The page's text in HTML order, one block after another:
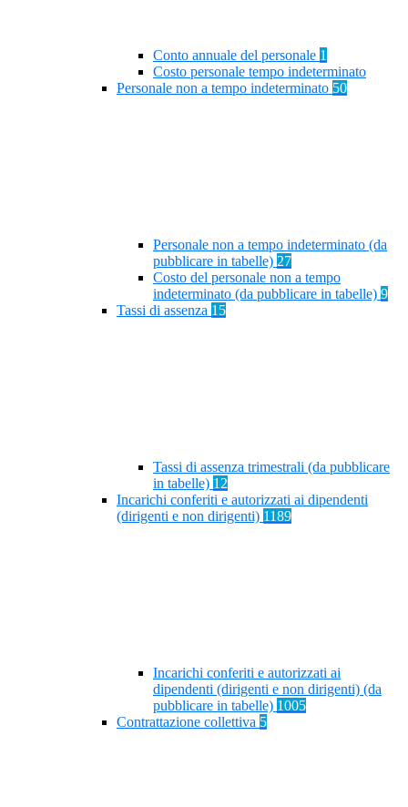
Conto annuale del personale 1
Costo personale tempo indeterminato
Personale non a tempo indeterminato 50
Personale non a tempo indeterminato (da
pubblicare in tabelle) 27
Costo del personale non a tempo
indeterminato (da pubblicare in tabelle) 9
Tassi di assenza 15
Tassi di assenza trimestrali (da pubblicare
in tabelle) 12
Incarichi conferiti e autorizzati ai dipendenti
(dirigenti e non dirigenti) 1189
Incarichi conferiti e autorizzati ai
dipendenti (dirigenti e non dirigenti) (da
pubblicare in tabelle) 1005
Contrattazione collettiva 5